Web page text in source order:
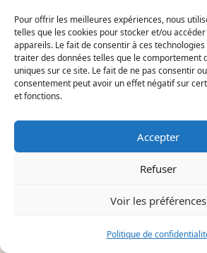
Pour offrir les meilleures expériences, nous
telles que les cookies pour stocker et/ou
appareils. Le fait de consentir à ces
traiter des données telles que le comportement
uniques sur ce site. Le fait de ne pas consentir
consentement peut avoir un effet négatif sur
et fonctions.
Accepter
Refuser
Voir les préférences
Politique de
surconsommation énergétique,
prématurée de la pompe à
dégradation de la performance
un impact négatif sur
avait été oublié plusieurs années,
constaté une baisse significative
entraînant une facture
de 25%. Une remise à niveau a